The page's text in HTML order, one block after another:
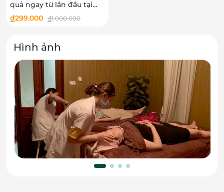
quả ngay từ lần đầu tại
Thẩm mỹ Sen
đ299.000 đ1.000.000
Hình ảnh